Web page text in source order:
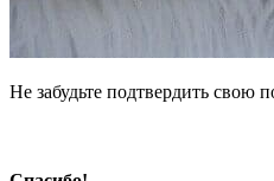
Не забудьте подтвердить свою